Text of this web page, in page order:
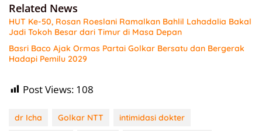
Related News
HUT Ke-50, Rosan Roeslani Ramalkan Bahlil Lahadalia Bakal
Jadi Tokoh Besar dari Timur di Masa Depan
Basri Baco Ajak Ormas Partai Golkar Bersatu dan Bergerak
Hadapi Pemilu 2029
Post Views: 108
dr Icha Golkar NTT
intimidasi dokter